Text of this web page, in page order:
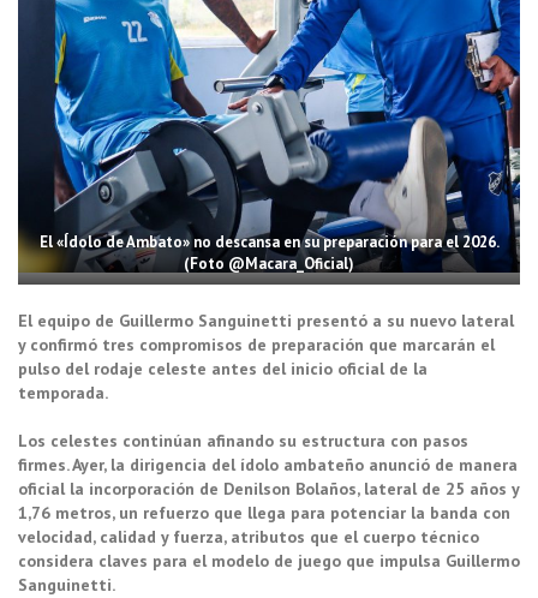
El «Ídolo de Ambato» no descansa en su preparación para el 2026.
(Foto @Macara_Oficial)
El equipo de Guillermo Sanguinetti presentó a su nuevo lateral
y confirmó tres compromisos de preparación que marcarán el
pulso del rodaje celeste antes del inicio oficial de la
temporada.
Los celestes continúan afinando su estructura con pasos
firmes. Ayer, la dirigencia del ídolo ambateño anunció de manera
oficial la incorporación de Denilson Bolaños, lateral de 25 años y
1,76 metros, un refuerzo que llega para potenciar la banda con
velocidad, calidad y fuerza, atributos que el cuerpo técnico
considera claves para el modelo de juego que impulsa Guillermo
Sanguinetti.